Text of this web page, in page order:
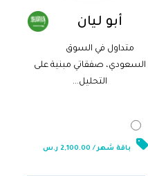
أبو ليان
متداول في السوق
السعودي، صفقاتي مبنية على
التحليل...
باقة شهر / 2,100.00 ر.س